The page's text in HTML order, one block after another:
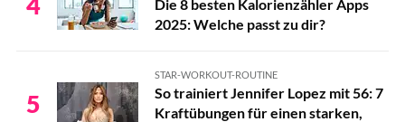
Die 8 besten Kalorienzähler Apps
2025: Welche passt zu dir?
5
STAR-WORKOUT-ROUTINE
So trainiert Jennifer Lopez mit 56: 7
Kraftübungen für einen starken,